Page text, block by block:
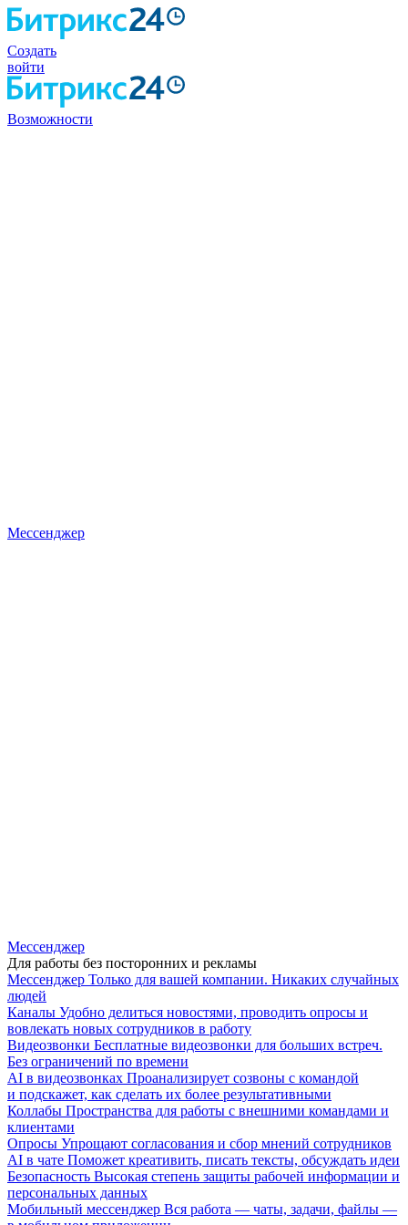
Создать
войти
Возможности
Мессенджер
Мессенджер
Для работы без посторонних и рекламы
Мессенджер Только для вашей компании. Никаких случайных
людей
Каналы Удобно делиться новостями, проводить опросы и
вовлекать новых сотрудников в работу
Видеозвонки Бесплатные видеозвонки для больших встреч.
Без ограничений по времени
AI в видеозвонках Проанализирует созвоны с командой
и подскажет, как сделать их более результативными
Коллабы Пространства для работы с внешними командами и
клиентами
Опросы Упрощают согласования и сбор мнений сотрудников
AI в чате Поможет креативить, писать тексты, обсуждать идеи
Безопасность Высокая степень защиты рабочей информации и
персональных данных
Мобильный мессенджер Вся работа — чаты, задачи, файлы —